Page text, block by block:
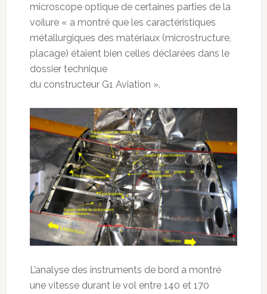
microscope optique de certaines parties de la
voilure « a montré que les caractéristiques
métallurgiques des matériaux (microstructure,
placage) étaient bien celles déclarées dans le
dossier technique
du constructeur G1 Aviation ».
L’analyse des instruments de bord a montré
une vitesse durant le vol entre 140 et 170